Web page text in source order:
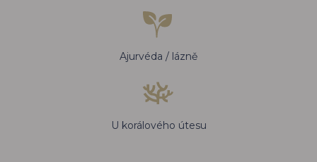
Ajurvéda / lázně
U korálového útesu